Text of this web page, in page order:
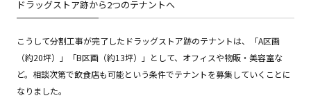
ドラッグストア跡から2つのテナントへ
こうして分割工事が完了したドラッグストア跡のテナントは、「A区画
（約20坪）」「B区画（約13坪）」として、オフィスや物販・美容室な
ど。相談次第で飲食店も可能という条件でテナントを募集していくことに
なりました。